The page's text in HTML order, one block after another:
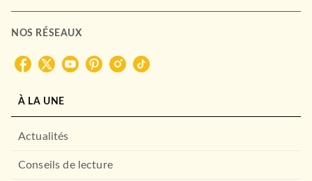
NOS RÉSEAUX
À LA UNE
Actualités
Conseils de lecture